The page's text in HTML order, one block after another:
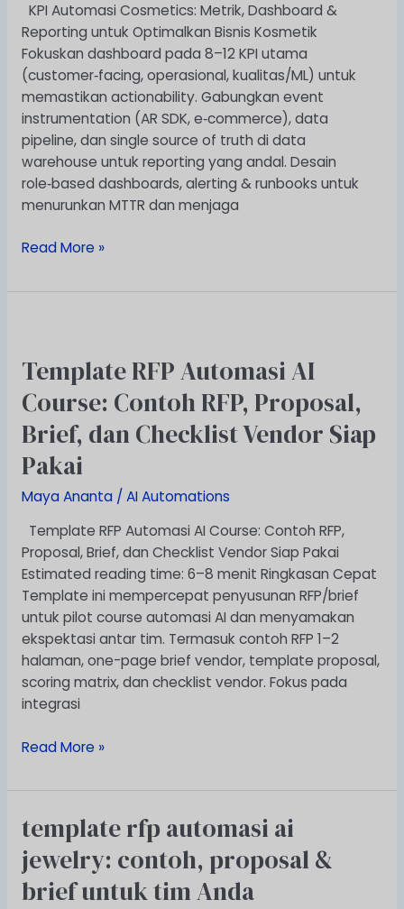
KPI Automasi Cosmetics: Metrik, Dashboard &
Reporting untuk Optimalkan Bisnis Kosmetik
Fokuskan dashboard pada 8–12 KPI utama
(customer‑facing, operasional, kualitas/ML) untuk
memastikan actionability. Gabungkan event
instrumentation (AR SDK, e‑commerce), data
pipeline, dan single source of truth di data
warehouse untuk reporting yang andal. Desain
role‑based dashboards, alerting & runbooks untuk
menurunkan MTTR dan menjaga
Kosmetik
Read More »
Template RFP Automasi AI
Course: Contoh RFP, Proposal,
Brief, dan Checklist Vendor Siap
Pakai
Maya Ananta / AI Automations
Template RFP Automasi AI Course: Contoh RFP,
Proposal, Brief, dan Checklist Vendor Siap Pakai
Estimated reading time: 6–8 menit Ringkasan Cepat
Template ini mempercepat penyusunan RFP/brief
untuk pilot course automasi AI dan menyamakan
ekspektasi antar tim. Termasuk contoh RFP 1–2
halaman, one-page brief vendor, template proposal,
scoring matrix, dan checklist vendor. Fokus pada
integrasi
Automasi
Course:
Contoh
Proposal,
Brief,
Checklist
Vendor
Siap
Pakai
Read More »
template rfp automasi ai
jewelry: contoh, proposal &
brief untuk tim Anda
template
rfp
automasi
ai